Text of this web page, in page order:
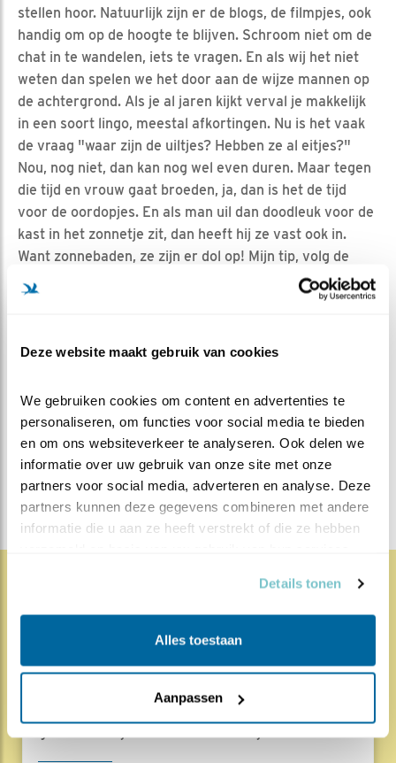
Deze website maakt gebruik van cookies
We gebruiken cookies om content en advertenties te
personaliseren, om functies voor social media te bieden
en om ons websiteverkeer te analyseren. Ook delen we
informatie over uw gebruik van onze site met onze
partners voor social media, adverteren en analyse. Deze
partners kunnen deze gegevens combineren met andere
informatie die u aan ze heeft verstrekt of die ze hebben
Details tonen
Alles toestaan
Aanpassen
stellen hoor. Natuurlijk zijn er de blogs, de filmpjes, ook
handig om op de hoogte te blijven. Schroom niet om de
chat in te wandelen, iets te vragen. En als wij het niet
weten dan spelen we het door aan de wijze mannen op
de achtergrond. Als je al jaren kijkt verval je makkelijk
in een soort lingo, meestal afkortingen. Nu is het vaak
de vraag "waar zijn de uiltjes? Hebben ze al eitjes?"
Nou, nog niet, dan kan nog wel even duren. Maar tegen
die tijd en vrouw gaat broeden, ja, dan is het de tijd
voor de oordopjes. En als man uil dan doodleuk voor de
kast in het zonnetje zit, dan heeft hij ze vast ook in.
Want zonnebaden, ze zijn er dol op! Mijn tip, volg de
uiltjes en je gaat vast een leuke lente beleven.
Steenuil
Alle Beleef de
DEEL DIT BERICHT
Herleef de Lente: de vele
hoog..
Beleef de Lente zit erop; seizoen 20 is